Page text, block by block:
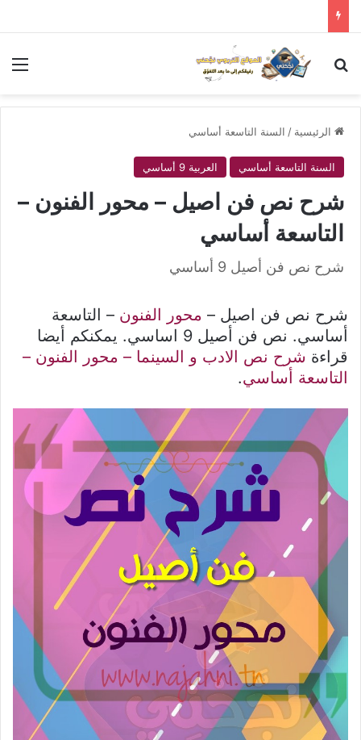
بحث عن
الرئيسية / السنة التاسعة أساسي
السنة التاسعة أساسي العربية 9 أساسي
شرح نص فن اصيل – محور الفنون –
التاسعة أساسي
شرح نص فن أصيل 9 أساسي
شرح نص فن اصيل – محور الفنون – التاسعة
أساسي. نص فن أصيل 9 اساسي. يمكنكم أيضا
قراءة شرح نص الادب و السينما – محور الفنون –
التاسعة أساسي.